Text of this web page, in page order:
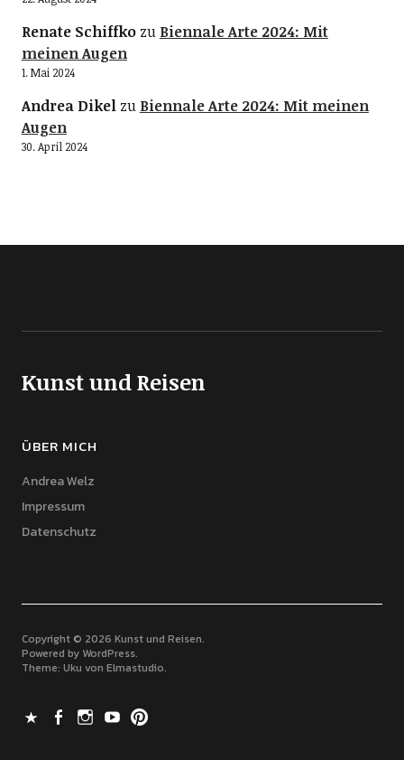
Renate Schiffkozu Biennale Arte 2024: Mit
meinen Augen
1. Mai 2024
Andrea Dikelzu Biennale Arte 2024: Mit meinen
Augen
30. April 2024
Kunst und Reisen
ÜBER MICH
Andrea Welz
Impressum
Datenschutz
Copyright © 2026 Kunst und Reisen
Powered by WordPress
Theme: Uku von Elmastudio